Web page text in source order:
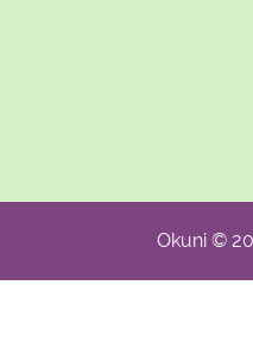
Okuni ©